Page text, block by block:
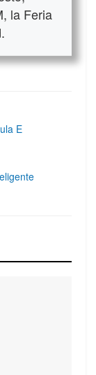
la Feria
E